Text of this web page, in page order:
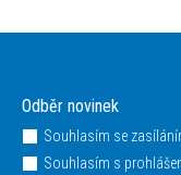
Odběr novinek
Souhlasím se
Souhlasím s